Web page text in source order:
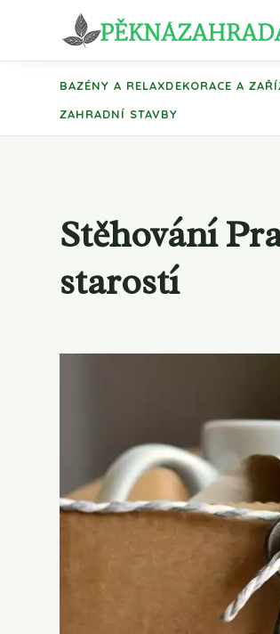
BAZÉNY A RELAXDEKORACE A
ZAHRADNÍ STAVBY
Stěhování
starostí